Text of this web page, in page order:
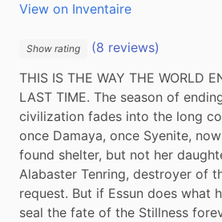
View on Inventaire
Show rating
(8 reviews)
THIS IS THE WAY THE WORLD
LAST TIME. The season of
civilization fades into the long
once Damaya, once Syenite,
found shelter, but not her
Alabaster Tenring, destroyer of
request. But if Essun does what
seal the fate of the Stillness